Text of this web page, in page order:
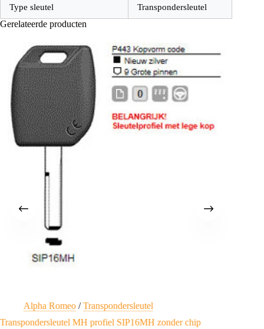
Type sleutel Transpondersleutel
Gerelateerde producten
Alpha Romeo/Transpondersleutel
Transpondersleutel MH profiel SIP16MH zonder chip